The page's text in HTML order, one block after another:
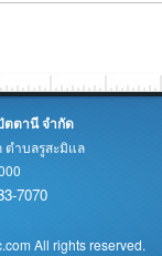
ตตานี จำกัด
ตำบลรูสะมิแล
7070
All rights reserved.